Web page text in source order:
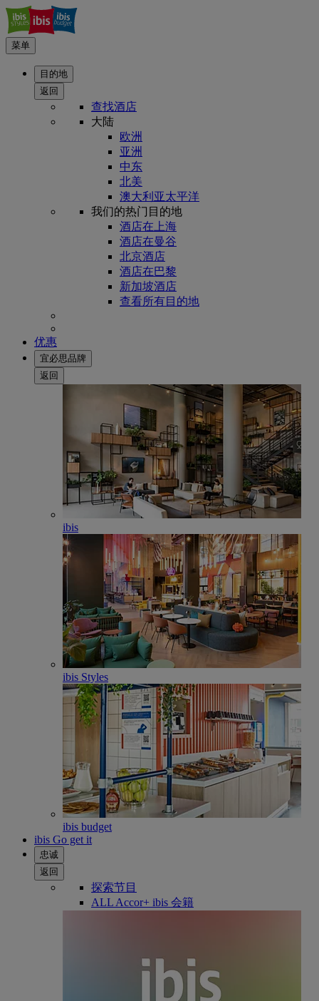
菜单
目的地
返回
查找酒店
大陆
欧洲
亚洲
中东
北美
澳大利亚太平洋
我们的热门目的地
酒店在上海
酒店在曼谷
北京酒店
酒店在巴黎
新加坡酒店
查看所有目的地
优惠
宜必思品牌
返回
ibis
ibis Styles
ibis budget
ibis Go get it
忠诚
返回
探索节目
ALL Accor+ ibis 会籍